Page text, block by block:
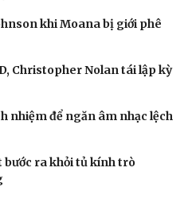
đội, Ukraine đau đầu với
chiến đấu thông qua hợp
tên lửa đắt tiền
sâu lỗ hổng phòng không